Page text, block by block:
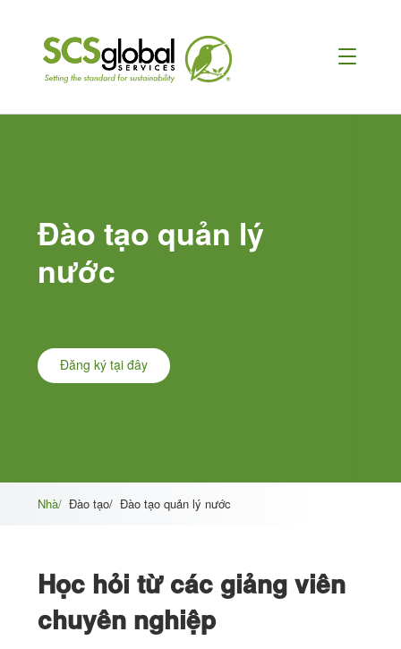
Đào tạo quản lý
nước
Đăng ký tại đây
Nhà/ Đào tạo/ Đào tạo quản lý nước
Học hỏi từ các giảng viên
chuyên nghiệp